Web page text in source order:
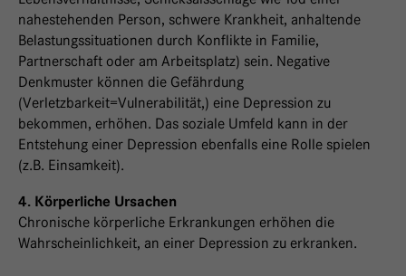
nahestehenden Person, schwere Krankheit, anhaltende
Belastungssituationen durch Konflikte in Familie,
Partnerschaft oder am Arbeitsplatz) sein. Negative
Denkmuster können die Gefährdung
(Verletzbarkeit=Vulnerabilität,) eine Depression zu
bekommen, erhöhen. Das soziale Umfeld kann in der
Entstehung einer Depression ebenfalls eine Rolle spielen
(z.B. Einsamkeit).
4. Körperliche Ursachen
Chronische körperliche Erkrankungen erhöhen die
Wahrscheinlichkeit, an einer Depression zu erkranken.